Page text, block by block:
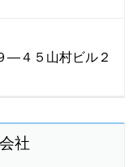
―４５山村ビル２
社